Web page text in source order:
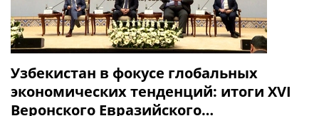
Узбекистан в фокусе глобальных
экономических тенденций: итоги XVI
Веронского Евразийского